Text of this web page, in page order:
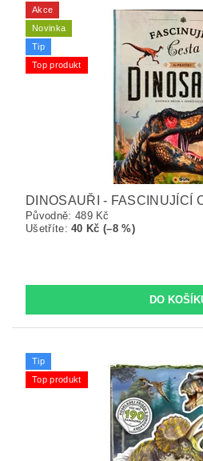
Akce
Novinka
Tip
Top produkt
DINOSAUŘI - FASCINUJÍCÍ
Původně: 489 Kč
Ušetříte:40 Kč (–8 %)
Tip
Top produkt